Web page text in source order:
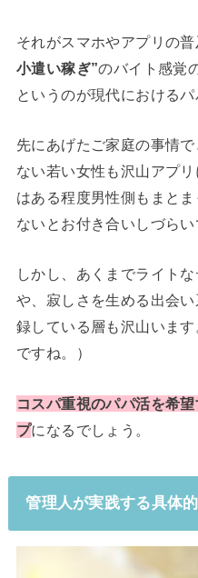
それがスマホやアプリの普
小遣い稼ぎ”のバイト感覚
というのが現代における
先にあげたご家庭の事情
ない若い女性も沢山アプ
はある程度男性側もまと
ないとお付き合いしづらい
しかし、あくまでライト
や、寂しさを生める出会
録している層も沢山いま
ですね。）
コスパ重視のパパ活を希
プになるでしょう。
管理人が実践する具体